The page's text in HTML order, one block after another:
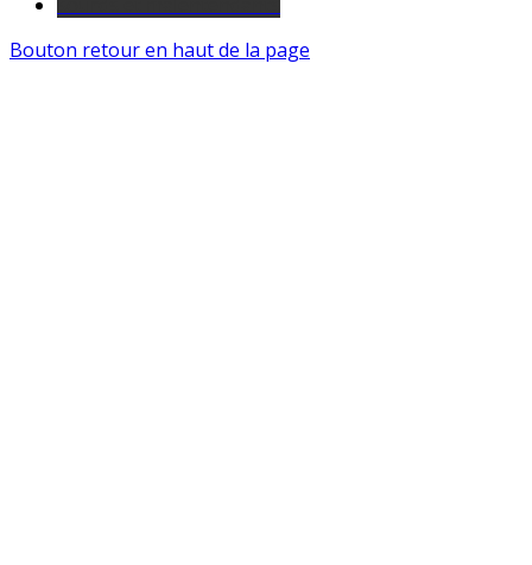
Bouton retour en haut de la page